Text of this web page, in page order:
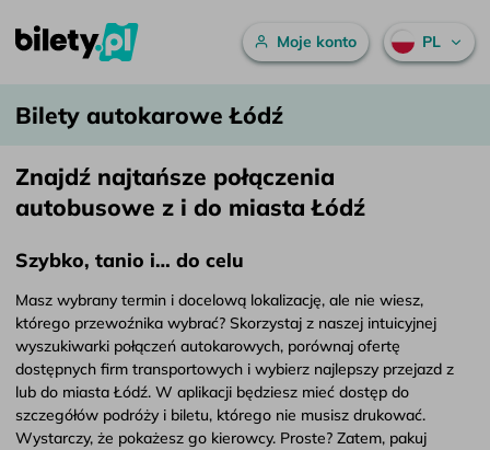
Przejdź do treści
Bilety autokarowe Łódź – bilety.pl
Menu główne
Moje konto PL
Bilety autokarowe Łódź
Znajdź najtańsze połączenia
autobusowe z i do miasta Łódź
Szybko, tanio i… do celu
Masz wybrany termin i docelową lokalizację, ale nie wiesz,
którego przewoźnika wybrać? Skorzystaj z naszej intuicyjnej
wyszukiwarki połączeń autokarowych, porównaj ofertę
dostępnych firm transportowych i wybierz najlepszy przejazd z
lub do miasta Łódź. W aplikacji będziesz mieć dostęp do
szczegółów podróży i biletu, którego nie musisz drukować.
Wystarczy, że pokażesz go kierowcy. Proste? Zatem, pakuj